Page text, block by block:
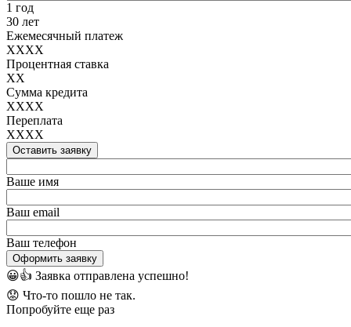
1 год
30 лет
Ежемесячный платеж
XXXX
Процентная ставка
XX
Сумма кредита
XXXX
Переплата
XXXX
Оставить заявку
Ваше имя
Ваш email
Ваш телефон
Оформить заявку
😀👍 Заявка отправлена успешно!
😟 Что-то пошло не так.
Попробуйте еще раз